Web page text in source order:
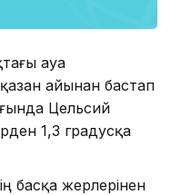
ауа
айынан бастап
Цельсий
1,3 градусқа
басқа жерлерінен